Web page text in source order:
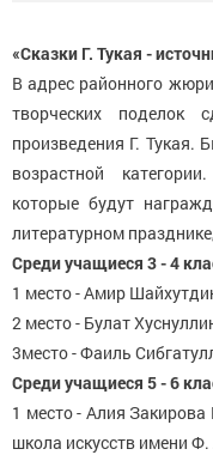
«Сказки Г. Тукая -
В адрес районного
творческих поделок
произведения Г. Тукая.
возрастной
которые будут
литературном
Среди учащиеся 3 - 4
1 место - Амир
2 место - Булат
3место - Фаиль
Среди учащиеся 5 - 6
1 место - Алия
школа искусств имени